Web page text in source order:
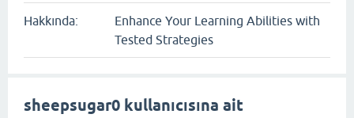
Hakkında:
Enhance Your Learning Abilities with
Tested Strategies
sheepsugar0 kullanıcısına ait